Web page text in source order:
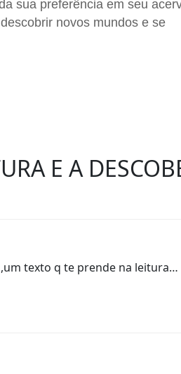
sua preferência em seu
novos mundos e se
E A
texto q te prende na leitura…